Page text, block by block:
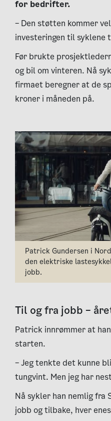
for bedrifter.
– Den støtten kommer
investeringen til
Før brukte
og bil om vinteren. Nå
firmaet beregner at de
kroner i måneden på.
Patrick Gundersen i
den elektriske
jobb.
Til og fra jobb –
Patrick innrømmer at
starten.
– Jeg tenkte det kunne
tungvint. Men jeg har
Nå sykler han nemlig fra
jobb og tilbake, hver